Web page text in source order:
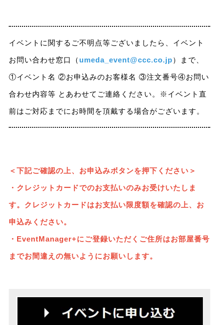
イベントに関するご不明点等ございましたら、イベント
お問い合わせ窓口（ umeda_event@ccc.co.jp）まで、
①イベント名 ②お申込みのお客様名 ③注文番号④お問い
合わせ内容等 とあわせてご連絡ください。※イベント直
前はご対応までにお時間を頂戴する場合がございます。
＜下記ご確認の上、お申込みボタンを押下ください＞
・クレジットカードでのお支払いのみお受けいたしま
す。クレジットカードはお支払い限度額を確認の上、お
申込みください。
・EventManager+にご登録いただくご住所はお部屋番号
までお間違えの無いようにお願いします。